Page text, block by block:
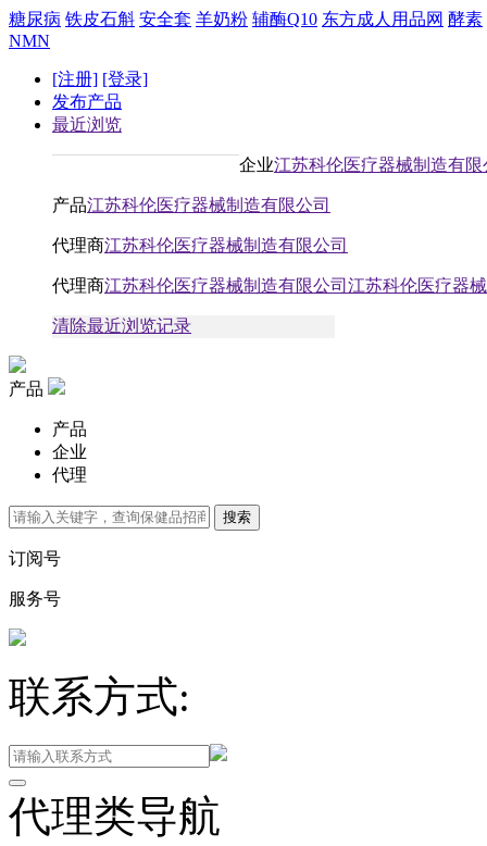
糖尿病 铁皮石斛 安全套 羊奶粉 辅酶Q10 东方成人用品网 酵素
NMN
[注册] [登录]
发布产品
最近浏览
企业江苏科伦医疗器械制造有限
产品江苏科伦医疗器械制造有限公司
代理商江苏科伦医疗器械制造有限公司
代理商江苏科伦医疗器械制造有限公司江苏科伦医疗器
清除最近浏览记录
产品
产品
企业
代理
订阅号
服务号
联系方式:
代理类导航